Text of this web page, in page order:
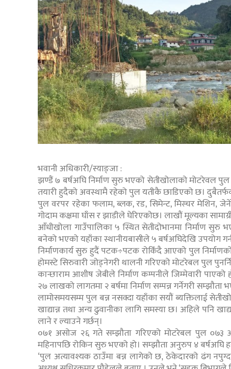
भवानी अधिकारी/स्याङ्जा :
झण्डैं ७ बर्षअघि निर्माण सुरु भएको सेतीखोलाको मोटरेवल
तयारी हुदैको अवस्थामै रहेको पुल यतीकै छाडिएको छ।
पुल वरपर रहेका फलाम, ब्लक, रड, सिमेन्ट, मिस्चर मेशिन,
गोदाम कक्षमा घाँस र झाडीले घेरिएकोछ। लाखौं मूल्यका
आँधीखोला गाउँपालिका ५ स्थित सेतीदोभानमा निर्माण
बनेको भएको यहाँका स्थानीयबासीले ५ बर्षअघिदेखि उपयोग
निर्माणकार्य सुरु हुदैं पटक÷पटक रोकिँदै आएको पुल
होमस्टे सिरुवारी जोड्नेगरी थालनी गरिएको मोटरेबल पुल
कान्छाराम आशीष जेबीले निर्माण कम्पनीले जिम्मेवारी
२७ लाखको लागतमा २ बर्षमा निर्माण सम्पन्न गर्नेगरी सम्झौता
लामोसमयसम्म पुल बन्न नसक्दा यहाँका सयौं ब्यक्तिलाई
खाद्यान्न तथा अन्य ढुवानीका लागि समस्या छ। अहिले पनि
लाने र ल्याउने गर्छन्।
०७१ असोज २६ गते सम्झौता गरिएको मोटरेबल पुल ०७३
महिनापछि रोकिन सुरु भएको हो। सम्झौता अनुरुप ४ बर्षअघि
‘पुल अत्यावश्यक ठाउँमा बन्न लागेको छ, ठेकेदारको ढंग